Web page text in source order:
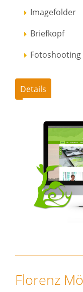
Imagefolder
Briefkopf
Fotoshooting
Details
Florenz